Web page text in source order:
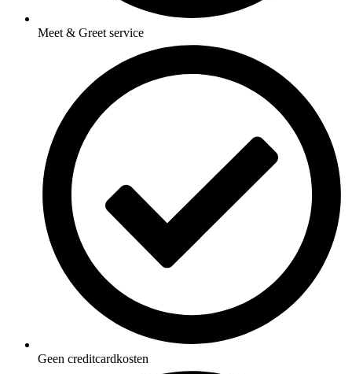
Meet & Greet service
Geen creditcardkosten